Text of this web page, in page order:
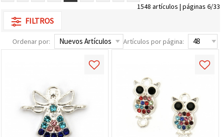
1548 artículos | páginas 6/33
FILTROS
Ordenar por: Artículos por página: